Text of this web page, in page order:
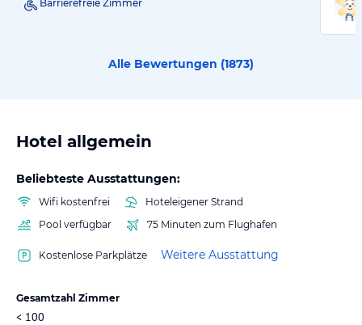
Barrierefreie Zimmer
Alle Bewertungen (1873)
Hotel allgemein
Beliebteste Ausstattungen:
Wifi kostenfrei
Hoteleigener Strand
Pool verfügbar
75 Minuten zum Flughafen
Kostenlose Parkplätze Weitere Ausstattung
Gesamtzahl Zimmer
< 100